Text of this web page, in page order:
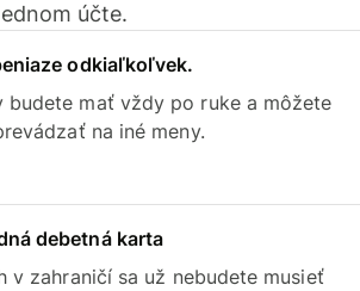
účte.
odkiaľkoľvek.
budete mať vždy po ruke a môžete
na iné meny.
debetná karta
v zahraničí sa už nebudete musieť